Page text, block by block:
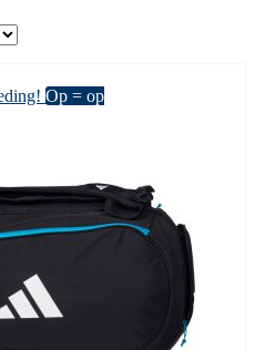
Op = op